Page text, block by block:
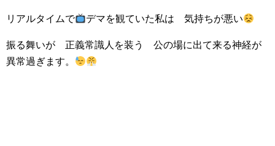
リアルタイムで デマを観ていた私は 気持ちが悪い
振る舞いが 正義常識人を装う 公の場に出て来る神経が
異常過ぎます。